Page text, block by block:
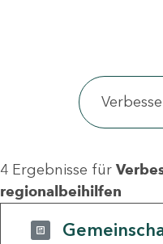
4 Ergebnisse für
regionalbeihilfen